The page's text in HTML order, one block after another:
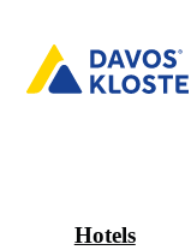
Hotels